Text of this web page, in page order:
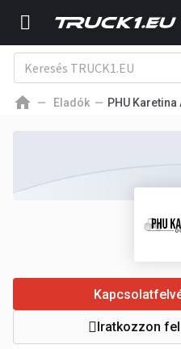
Eladók PHU
Iratkozzon